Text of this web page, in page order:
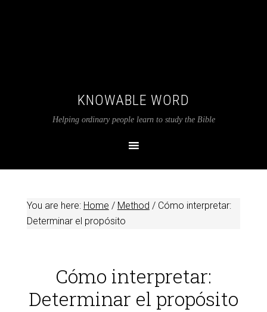
KNOWABLE WORD
Helping ordinary people learn to study the Bible
You are here: Home / Method /Cómo interpretar:
Determinar el propósito
Cómo interpretar:
Determinar el propósito